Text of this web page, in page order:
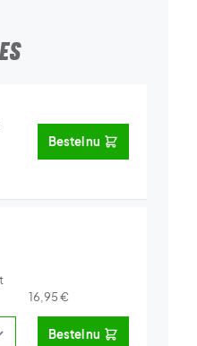
Bestel nu
16,95€
Bestel nu